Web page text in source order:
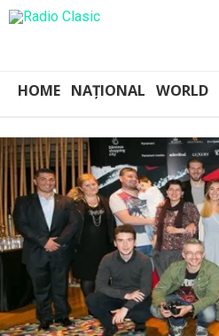
HOME NAȚIONAL WORLD